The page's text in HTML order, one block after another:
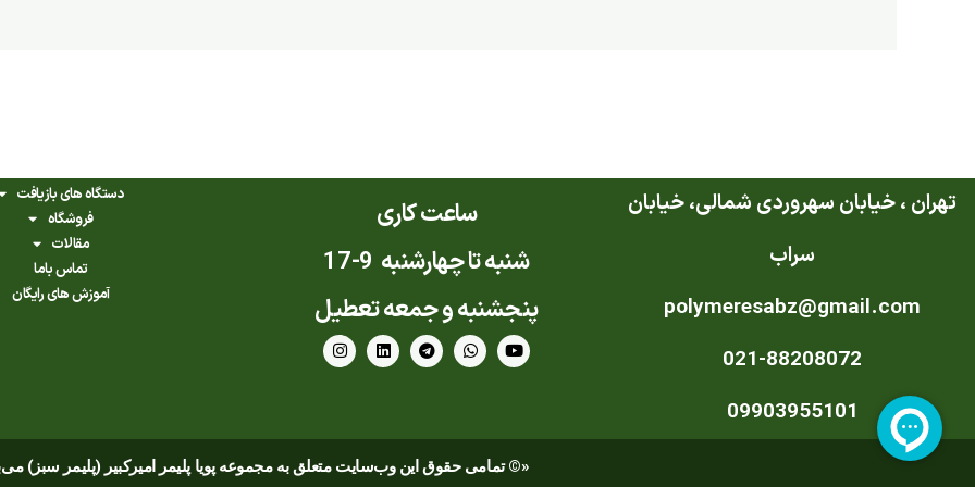
تهران ، خیابان سهروردی شمالی، خیابان
سراب
polymeresabz@gmail.com
021-88208072
09903955101
ساعت کاری
شنبه تا چهارشنبه 9-17
پنجشنبه و جمعه تعطیل
Y
o
u
e
W
h
a
p
T
e
l
a
m
L
i
n
i
I
n
s
r
m
دستگاه های بازیافت
فروشگاه
مقالات
تماس باما
آموزش های رایگان
«© تمامی حقوق این وب‌سایت متعلق به مجموعه پویا پلیمر امیرکبیر (پلیمر سبز)